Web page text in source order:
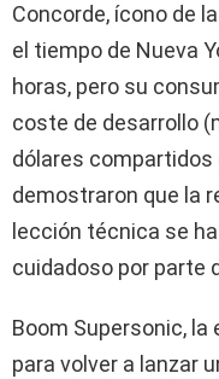
Concorde, ícono de
el tiempo de Nueva
horas, pero su
coste de desarrollo
dólares compartidos
demostraron que la
lección técnica se
cuidadoso por parte
Boom Supersonic, la
para volver a lanzar